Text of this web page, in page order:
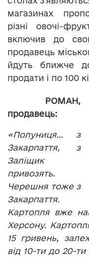
магазинах
різні овочі-
включив до
продавець
йдуть ближче
продати і по 100
РОМАН,
продавець:
«Полуниця… з
Закарпаття, з
Заліщик
привозять.
Черешня тоже з
Закарпаття.
Картопля вже
Херсону.
15 гривень,
від 10-ти до 20-